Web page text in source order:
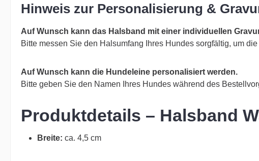
Hinweis zur Personalisierung &
Auf Wunsch kann das Halsband mit einer individuellen
Bitte messen Sie den Halsumfang Ihres Hundes sorgfältig, um
Auf Wunsch kann die Hundeleine personalisiert werden.
Bitte geben Sie den Namen Ihres Hundes während des
Produktdetails – Halsband
Breite: ca. 4,5 cm